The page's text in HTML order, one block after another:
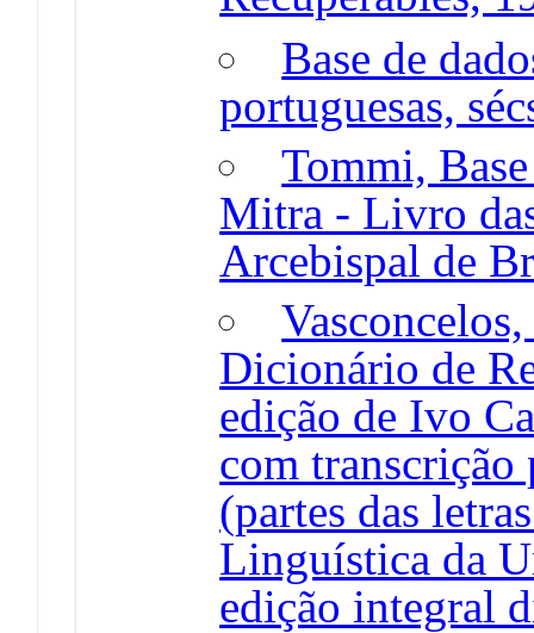
Base de
portuguesas,
Tommi,
Mitra - Livro
Arcebispal de
Dicionário de
edição de Ivo
com transcrição
(partes das
Linguística da
edição integral